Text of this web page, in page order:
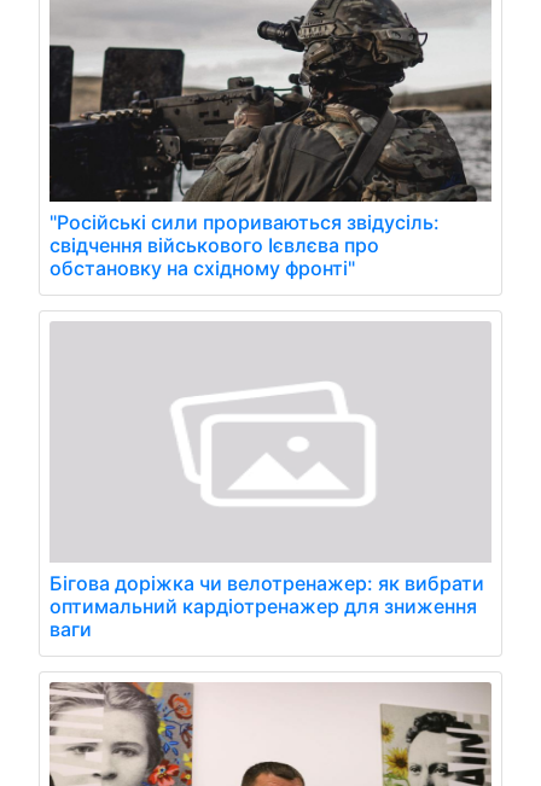
"Російські сили прориваються звідусіль:
свідчення військового Ієвлєва про
обстановку на східному фронті"
Бігова доріжка чи велотренажер: як вибрати
оптимальний кардіотренажер для зниження
ваги